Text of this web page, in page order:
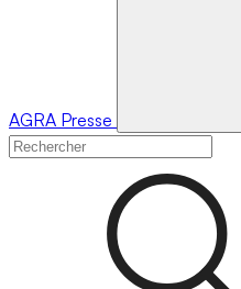
AGRA Presse